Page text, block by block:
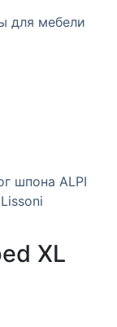
для мебели
шпона ALPI
XL